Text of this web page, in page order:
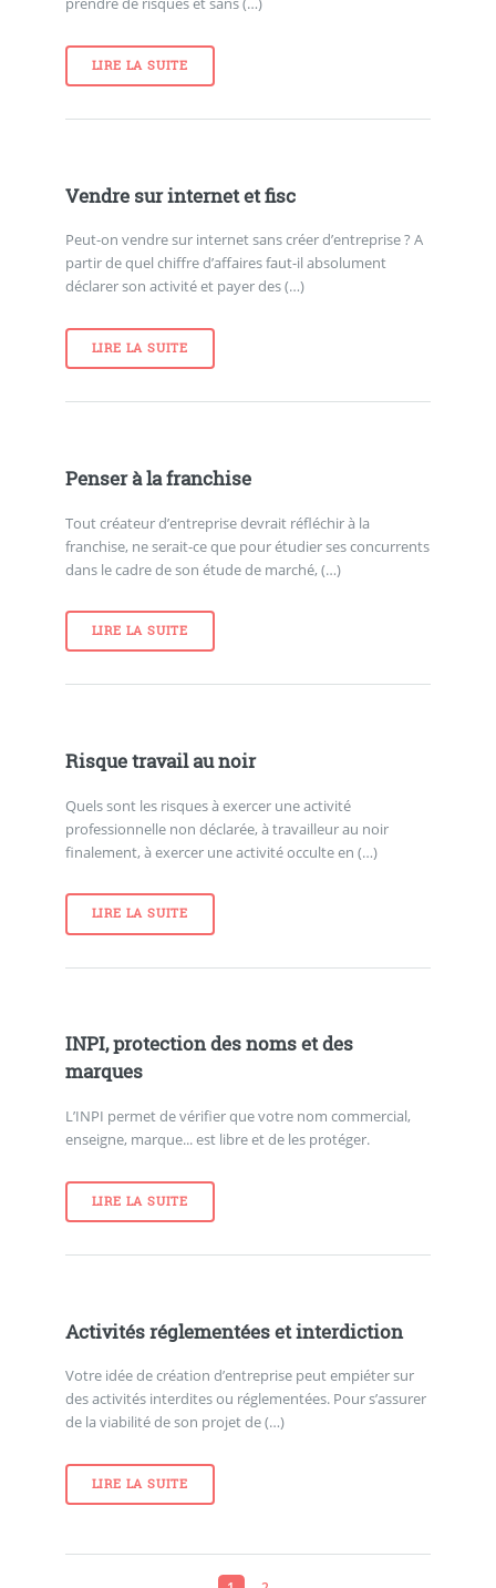
LIRE LA SUITE
Vendre sur internet et fisc
Peut-on vendre sur internet sans créer d’entreprise ? A
partir de quel chiffre d’affaires faut-il absolument
déclarer son activité et payer des (…)
LIRE LA SUITE
Penser à la franchise
Tout créateur d’entreprise devrait réfléchir à la
franchise, ne serait-ce que pour étudier ses concurrents
dans le cadre de son étude de marché, (…)
LIRE LA SUITE
Risque travail au noir
Quels sont les risques à exercer une activité
professionnelle non déclarée, à travailleur au noir
finalement, à exercer une activité occulte en (…)
LIRE LA SUITE
INPI, protection des noms et des
marques
L’INPI permet de vérifier que votre nom commercial,
enseigne, marque... est libre et de les protéger.
LIRE LA SUITE
Activités réglementées et interdiction
Votre idée de création d’entreprise peut empiéter sur
des activités interdites ou réglementées. Pour s’assurer
de la viabilité de son projet de (…)
LIRE LA SUITE